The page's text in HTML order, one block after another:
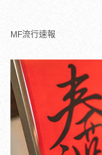
MF流行速報